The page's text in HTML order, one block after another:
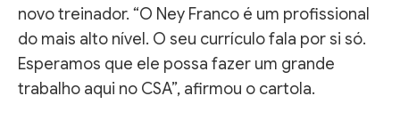
novo treinador. “O Ney Franco é um profissional
do mais alto nível. O seu currículo fala por si só.
Esperamos que ele possa fazer um grande
trabalho aqui no CSA”, afirmou o cartola.